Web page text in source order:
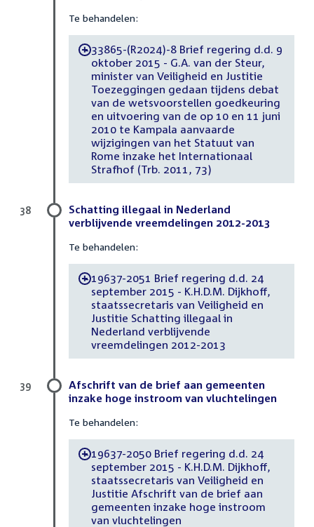
Te behandelen:
-33865-(R2024)-8 Brief regering d.d. 9
oktober 2015 - G.A. van der Steur,
minister van Veiligheid en Justitie
Toezeggingen gedaan tijdens debat
van de wetsvoorstellen goedkeuring
en uitvoering van de op 10 en 11 juni
2010 te Kampala aanvaarde
wijzigingen van het Statuut van
Rome inzake het Internationaal
Strafhof (Trb. 2011, 73)
Schatting illegaal in Nederland
verblijvende vreemdelingen 2012-2013
Te behandelen:
-19637-2051 Brief regering d.d. 24
september 2015 - K.H.D.M. Dijkhoff,
staatssecretaris van Veiligheid en
Justitie Schatting illegaal in
Nederland verblijvende
vreemdelingen 2012-2013
38
Afschrift van de brief aan gemeenten
inzake hoge instroom van vluchtelingen
Te behandelen:
-19637-2050 Brief regering d.d. 24
september 2015 - K.H.D.M. Dijkhoff,
staatssecretaris van Veiligheid en
Justitie Afschrift van de brief aan
gemeenten inzake hoge instroom
van vluchtelingen
39